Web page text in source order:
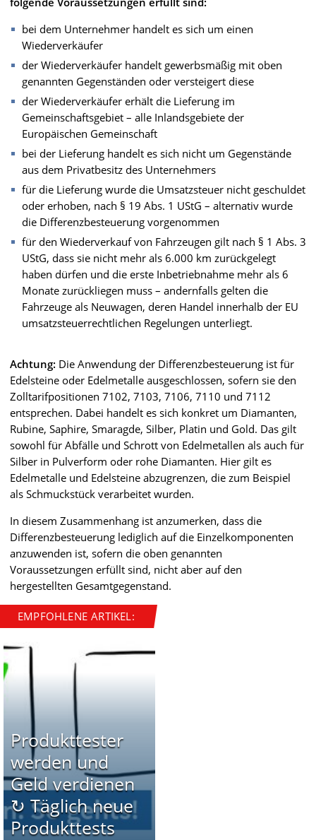
bei dem Unternehmer handelt es sich um einen
Wiederverkäufer
der Wiederverkäufer handelt gewerbsmäßig mit oben
genannten Gegenständen oder versteigert diese
der Wiederverkäufer erhält die Lieferung im
Gemeinschaftsgebiet – alle Inlandsgebiete der
Europäischen Gemeinschaft
bei der Lieferung handelt es sich nicht um Gegenstände
aus dem Privatbesitz des Unternehmers
für die Lieferung wurde die Umsatzsteuer nicht geschuldet
oder erhoben, nach § 19 Abs. 1 UStG – alternativ wurde
die Differenzbesteuerung vorgenommen
für den Wiederverkauf von Fahrzeugen gilt nach § 1 Abs. 3
UStG, dass sie nicht mehr als 6.000 km zurückgelegt
haben dürfen und die erste Inbetriebnahme mehr als 6
Monate zurückliegen muss – andernfalls gelten die
Fahrzeuge als Neuwagen, deren Handel innerhalb der EU
umsatzsteuerrechtlichen Regelungen unterliegt.
Achtung: Die Anwendung der Differenzbesteuerung ist für
Edelsteine oder Edelmetalle ausgeschlossen, sofern sie den
Zolltarifpositionen 7102, 7103, 7106, 7110 und 7112
entsprechen. Dabei handelt es sich konkret um Diamanten,
Rubine, Saphire, Smaragde, Silber, Platin und Gold. Das gilt
sowohl für Abfälle und Schrott von Edelmetallen als auch für
Silber in Pulverform oder rohe Diamanten. Hier gilt es
Edelmetalle und Edelsteine abzugrenzen, die zum Beispiel
als Schmuckstück verarbeitet wurden.
In diesem Zusammenhang ist anzumerken, dass die
Differenzbesteuerung lediglich auf die Einzelkomponenten
anzuwenden ist, sofern die oben genannten
Voraussetzungen erfüllt sind, nicht aber auf den
hergestellten Gesamtgegenstand.
EMPFOHLENE ARTIKEL:
Produkttester
werden und
Geld verdienen
↻ Täglich neue
Produkttests